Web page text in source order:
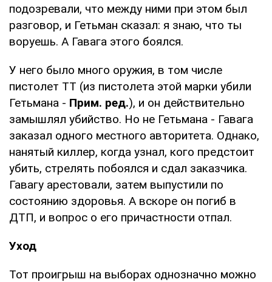
подозревали, что между ними при этом был
разговор, и Гетьман сказал: я знаю, что ты
воруешь. А Гавага этого боялся.
У него было много оружия, в том числе
пистолет ТТ (из пистолета этой марки убили
Гетьмана - Прим. ред.), и он действительно
замышлял убийство. Но не Гетьмана - Гавага
заказал одного местного авторитета. Однако,
нанятый киллер, когда узнал, кого предстоит
убить, стрелять побоялся и сдал заказчика.
Гавагу арестовали, затем выпустили по
состоянию здоровья. А вскоре он погиб в
ДТП, и вопрос о его причастности отпал.
Уход
Тот проигрыш на выборах однозначно можно